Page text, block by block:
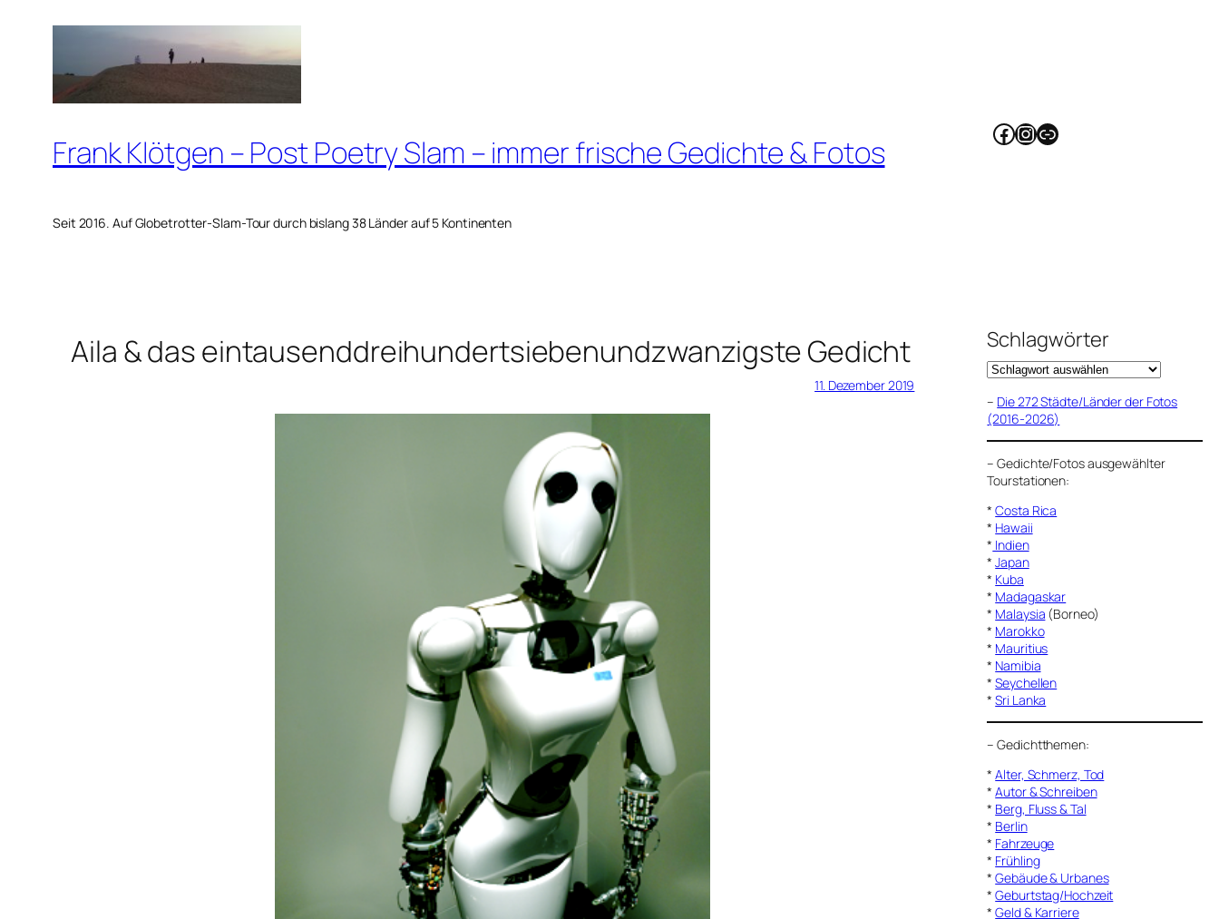
springen
Frank Klötgen – Post Poetry Slam – immer frische Gedichte & Fotos
Seit 2016. Auf Globetrotter-Slam-Tour durch bislang 38 Länder auf 5 Kontinenten
Facebook
Instagram
Link
Aila & das eintausenddreihundertsiebenundzwanzigste Gedicht
11. Dezember 2019
Schlagwörter
– Die 272 Städte/Länder der Fotos
(2016-2026)
–Gedichte/Fotos ausgewählter
Tourstationen:
*Costa Rica
* Hawaii
* Indien
*Japan
* Kuba
* Madagaskar
* Malaysia (Borneo)
* Marokko
* Mauritius
* Namibia
*Seychellen
*Sri Lanka
–Gedichtthemen:
*Alter, Schmerz, Tod
*Autor & Schreiben
* Berg, Fluss & Tal
* Berlin
* Fahrzeuge
* Frühling
*Gebäude & Urbanes
*Geburtstag/Hochzeit
*Geld & Karriere